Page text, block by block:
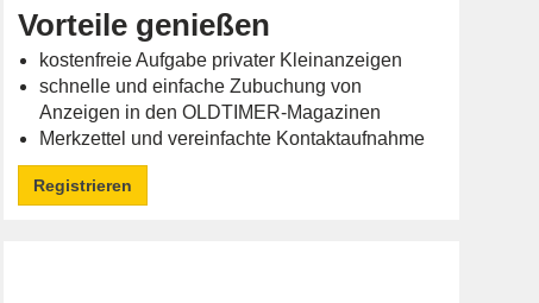
Vorteile genießen
kostenfreie Aufgabe privater Kleinanzeigen
schnelle und einfache Zubuchung von
Anzeigen in den OLDTIMER-Magazinen
Merkzettel und vereinfachte Kontaktaufnahme
Registrieren